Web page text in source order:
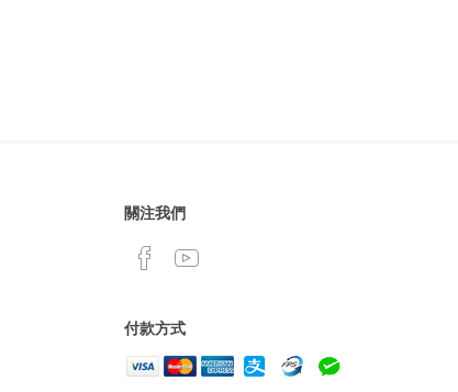
關注我們
付款方式